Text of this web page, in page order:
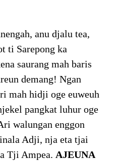
anu djalu tea,
ti Sarepong ka
saurang mah baris
demang! Ngan
mah hidji oge euweuh
pangkat luhur oge
walungan enggon
Adji, nja eta tjai
Tji Ampea. AJEUNA